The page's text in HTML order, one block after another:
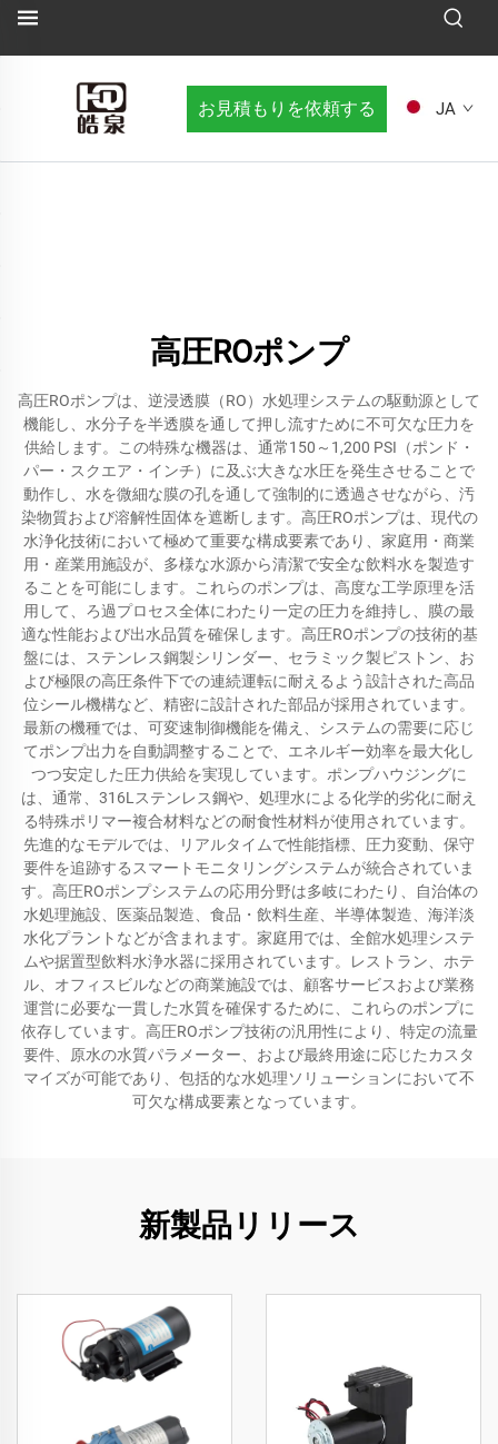
お見積もりを依頼する JA
高圧ROポンプ
高圧ROポンプは、逆浸透膜（RO）水処理システムの駆動源として
機能し、水分子を半透膜を通して押し流すために不可欠な圧力を
供給します。この特殊な機器は、通常150～1,200 PSI（ポンド・
パー・スクエア・インチ）に及ぶ大きな水圧を発生させることで
動作し、水を微細な膜の孔を通して強制的に透過させながら、汚
染物質および溶解性固体を遮断します。高圧ROポンプは、現代の
水浄化技術において極めて重要な構成要素であり、家庭用・商業
用・産業用施設が、多様な水源から清潔で安全な飲料水を製造す
ることを可能にします。これらのポンプは、高度な工学原理を活
用して、ろ過プロセス全体にわたり一定の圧力を維持し、膜の最
適な性能および出水品質を確保します。高圧ROポンプの技術的基
盤には、ステンレス鋼製シリンダー、セラミック製ピストン、お
よび極限の高圧条件下での連続運転に耐えるよう設計された高品
位シール機構など、精密に設計された部品が採用されています。
最新の機種では、可変速制御機能を備え、システムの需要に応じ
てポンプ出力を自動調整することで、エネルギー効率を最大化し
つつ安定した圧力供給を実現しています。ポンプハウジングに
は、通常、316Lステンレス鋼や、処理水による化学的劣化に耐え
る特殊ポリマー複合材料などの耐食性材料が使用されています。
先進的なモデルでは、リアルタイムで性能指標、圧力変動、保守
要件を追跡するスマートモニタリングシステムが統合されていま
す。高圧ROポンプシステムの応用分野は多岐にわたり、自治体の
水処理施設、医薬品製造、食品・飲料生産、半導体製造、海洋淡
水化プラントなどが含まれます。家庭用では、全館水処理システ
ムや据置型飲料水浄水器に採用されています。レストラン、ホテ
ル、オフィスビルなどの商業施設では、顧客サービスおよび業務
運営に必要な一貫した水質を確保するために、これらのポンプに
依存しています。高圧ROポンプ技術の汎用性により、特定の流量
要件、原水の水質パラメーター、および最終用途に応じたカスタ
マイズが可能であり、包括的な水処理ソリューションにおいて不
可欠な構成要素となっています。
新製品リリース